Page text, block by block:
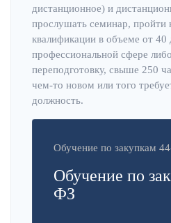
дистанционное) и
прослушать семинар,
квалификации в объеме от
профессиональной сфере
переподготовку, свыше 250
чем-то новом или того
должность.
Обучение по закупкам
Обучение по
ФЗ